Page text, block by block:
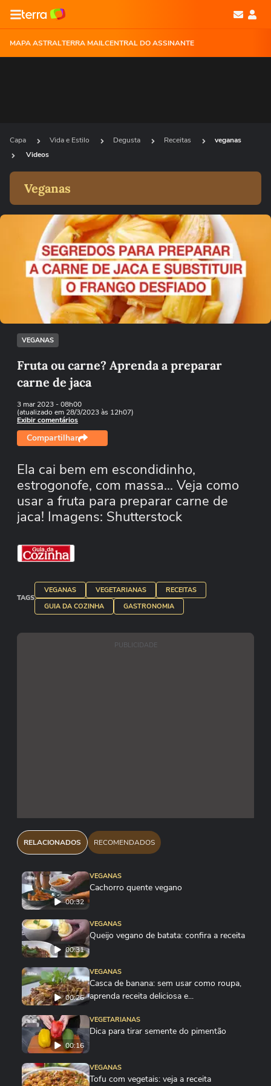
MAPA ASTRALTERRA MAILCENTRAL DO ASSINANTE
Capa Vida e Estilo Degusta Receitas
veganas
Videos
Veganas
Não foi possível reproduzir o vídeo
Tentar novamente
VEGANAS
Fruta ou carne? Aprenda a preparar
carne de jaca
3 mar 2023- 08h00
(atualizado em 28/3/2023 às 12h07)
Exibir comentários
Compartilhar
Ela cai bem em escondidinho,
estrogonofe, com massa... Veja como
usar a fruta para preparar carne de
jaca! Imagens: Shutterstock
TAGS
VEGANAS VEGETARIANAS
RECEITAS
GUIA DA COZINHA
GASTRONOMIA
PUBLICIDADE
RELACIONADOS RECOMENDADOS
00:32
VEGANAS
Cachorro quente vegano
00:31
VEGANAS
Queijo vegano de batata: confira a receita
00:26
VEGANAS
Casca de banana: sem usar como roupa,
aprenda receita deliciosa e...
00:16
VEGETARIANAS
Dica para tirar semente do pimentão
VEGANAS
Tofu com vegetais: veja a receita